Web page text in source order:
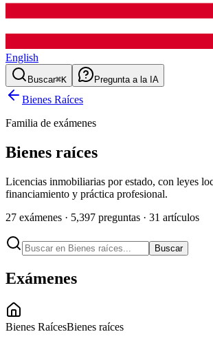
English
Buscar⌘K Pregunta a la IA
Bienes Raíces
Familia de exámenes
Bienes raíces
Licencias inmobiliarias por estado, con leyes
financiamiento y práctica profesional.
27 exámenes · 5,397 preguntas · 31 artículos
Buscar
Exámenes
Bienes RaícesBienes raíces